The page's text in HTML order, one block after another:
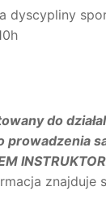
dyscypliny
do
prowadzenia
znajduje